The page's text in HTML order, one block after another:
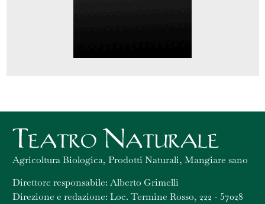
Agricoltura Biologica, Prodotti Naturali, Mangiare sano
Direttore responsabile: Alberto Grimelli
Direzione e redazione: Loc. Termine Rosso, 222 - 57028